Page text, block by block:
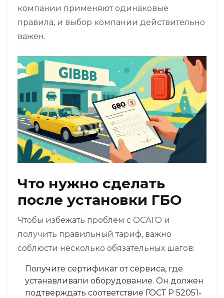
компании применяют одинаковые
правила, и выбор компании действительно
важен.
Что нужно сделать
после установки ГБО
Чтобы избежать проблем с ОСАГО и
получить правильный тариф, важно
соблюсти несколько обязательных шагов:
Получите сертификат от сервиса, где
устанавливали оборудование. Он должен
подтверждать соответствие ГОСТ Р 52051-